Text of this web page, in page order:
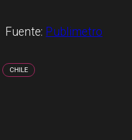
Fuente: Publimetro
CHILE